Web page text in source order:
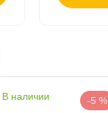
наличии -5 %